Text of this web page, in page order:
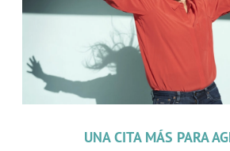
UNA CITA MÁS PARA